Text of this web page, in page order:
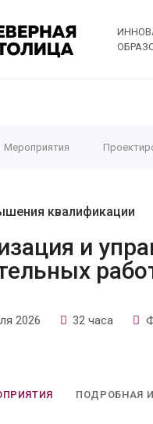
Мероприятия
квалификации
и
2026 32 часа
ПОДРОБНАЯ